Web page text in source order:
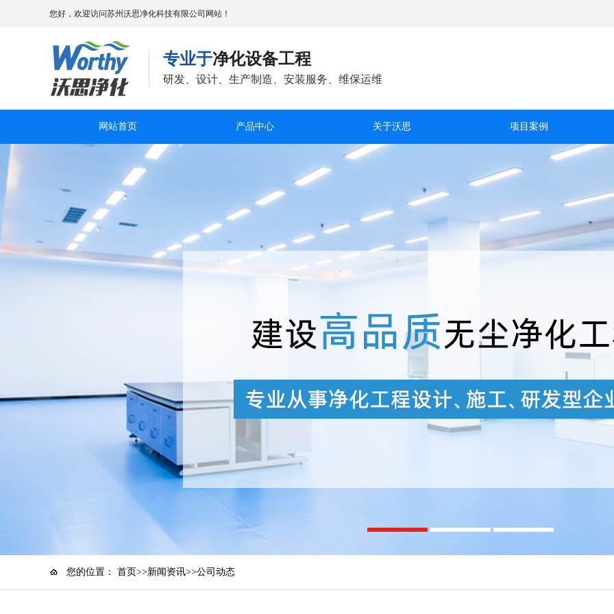
您好，欢迎访问苏州沃思净化科技有限公司网站！
专业于净化设备工程
研发、设计、生产制造、安装服务、维保运维
网站首页 产品中心 关于沃思 项目案例
您的位置： 首页>>新闻资讯>>公司动态